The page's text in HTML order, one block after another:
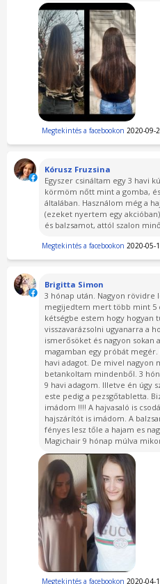
Megtekintés a facebookon 2020-09-
Kórusz Fruzsina
Egyszer csináltam egy 3 havi
körmöm nőtt mint a gomba,
általában. Használom még a
(ezeket nyertem egy
és balzsamot, attól szalon
Megtekintés a facebookon 2020-05-
Brigitta Simon
3 hónap után. Nagyon rövidre
megijedtem mert több mint 5
kétségbe estem hogy hogyan
visszavarázsolni ugyanarra a
ismerősöket és nagyon sokan
magamban egy próbát
havi adagot. De mivel
betankoltam mindenből. 3
9 havi adagom. Illetve én úgy
este pedig a pezsgőtabletta.
imádom !!!! A hajvasaló is
hajszárítót is imádom. A
fényes lesz tőle a hajam es
Magichair 9 hónap múlva
Megtekintés a facebookon 2020-04-